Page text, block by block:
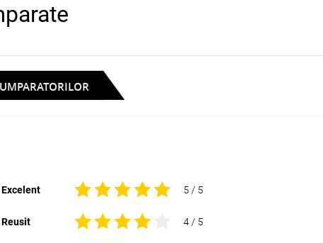
Excelent 5 / 5
Reusit 4 / 5